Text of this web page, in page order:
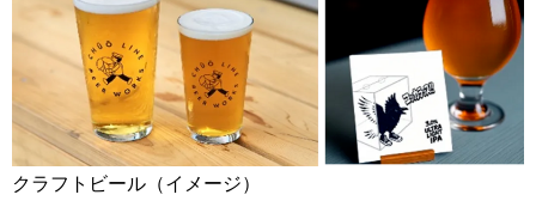
クラフトビール（イメージ）